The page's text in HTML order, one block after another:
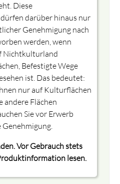
Diese
darüber hinaus nur
Genehmigung nach
werden, wenn
Nichtkulturland
Befestigte Wege
ist. Das bedeutet:
nur auf Kulturflächen
andere Flächen
Sie vor Erwerb
Vor Gebrauch stets
lesen.